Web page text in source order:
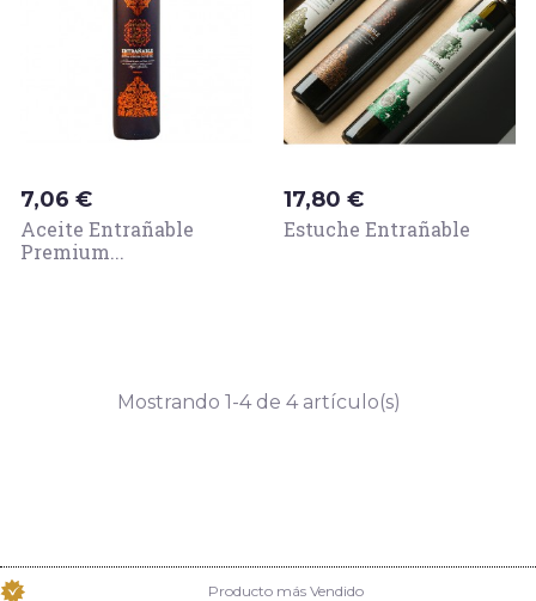
Precio
7,06 €
Aceite Entrañable
Premium...
Precio
17,80 €
Estuche Entrañable
Mostrando 1-4 de 4 artículo(s)
Producto más Vendido